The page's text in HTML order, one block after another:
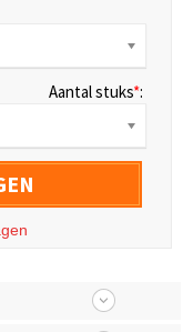
Aantal stuks*: